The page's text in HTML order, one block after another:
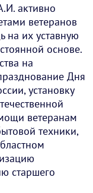
активно
ветеранов
на их уставную
основе.
на
Дня
установку
ветеранам
техники,
старшего